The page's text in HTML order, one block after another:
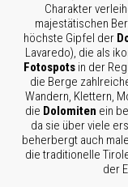
Charakter
majestätischen
höchste Gipfel der
Lavaredo), die als
Fotospots in der
die Berge
Wandern, Klettern,
die Dolomiten ein
da sie über viele
beherbergt auch
die traditionelle
der